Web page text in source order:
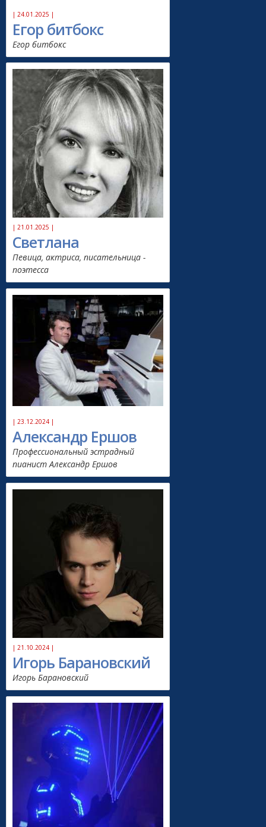
| 24.01.2025 |
Егор битбокс
Егор битбокс
| 21.01.2025 |
Светлана
Певица, актриса, писательница -
поэтесса
| 23.12.2024 |
Александр Ершов
Профессиональный эстрадный
пианист Александр Ершов
| 21.10.2024 |
Игорь Барановский
Игорь Барановский